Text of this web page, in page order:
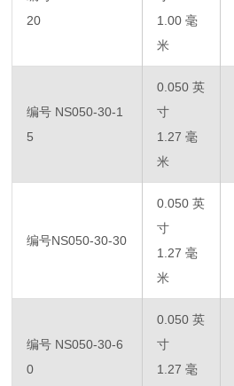
20
1.00 毫
米
编号 NS050-30-1
5
0.050 英
寸
1.27 毫
米
编号NS050-30-30
0.050 英
寸
1.27 毫
米
编号 NS050-30-6
0
0.050 英
寸
1.27 毫